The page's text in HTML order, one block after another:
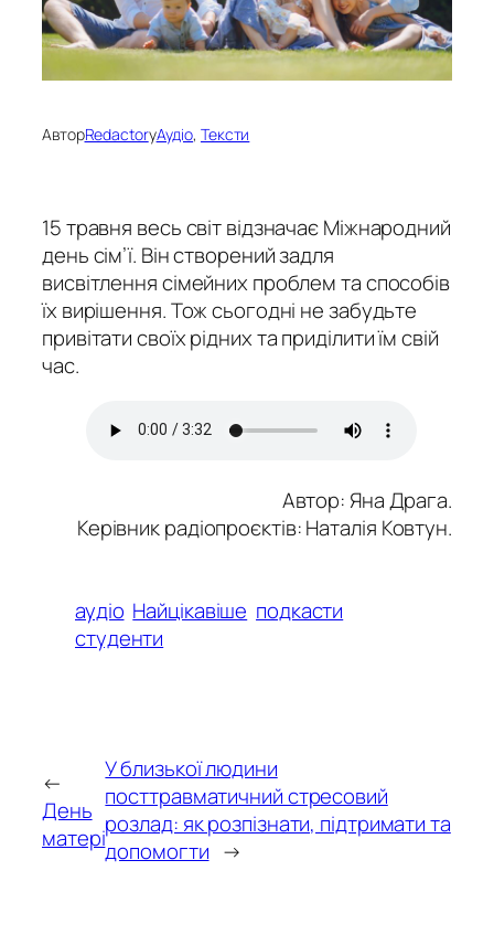
АвторRedactorуАудіо, Тексти
15 травня весь світ відзначає Міжнародний
день сім’ї. Він створений задля
висвітлення сімейних проблем та способів
їх вирішення. Тож сьогодні не забудьте
привітати своїх рідних та приділити їм свій
час.
Автор: Яна Драга.
Керівник радіопроєктів: Наталія Ковтун.
аудіо Найцікавіше подкасти
студенти
←
День
матері
У близької людини
посттравматичний стресовий
розлад: як розпізнати, підтримати та
допомогти →